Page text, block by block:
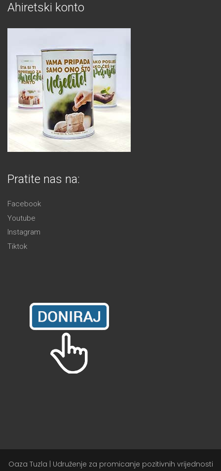
Ahiretski konto
Pratite nas na:
Facebook
Youtube
Instagram
Tiktok
Oaza Tuzla | Udruženje za promicanje pozitivnih vrijednosti